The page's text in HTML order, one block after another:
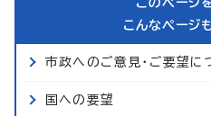
こんなページ
市政へのご意見・ご要望に
国への要望